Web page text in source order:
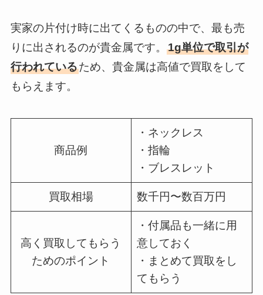
実家の片付け時に出てくるものの中で、最も売
りに出されるのが貴金属です。 1g単位で取引が
行われているため、貴金属は高値で買取をして
もらえます。
商品例
・ネックレス
・指輪
・ブレスレット
買取相場 数千円〜数百万円
高く買取してもらう
ためのポイント
・付属品も一緒に用
意しておく
・まとめて買取をし
てもらう